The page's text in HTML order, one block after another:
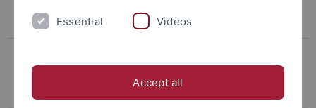
BW)
Muslim*innen im Jugendstrafvollzug – Chancen und
Herausforderungen für eine gelingende Integration
Essential Videos
Accept all